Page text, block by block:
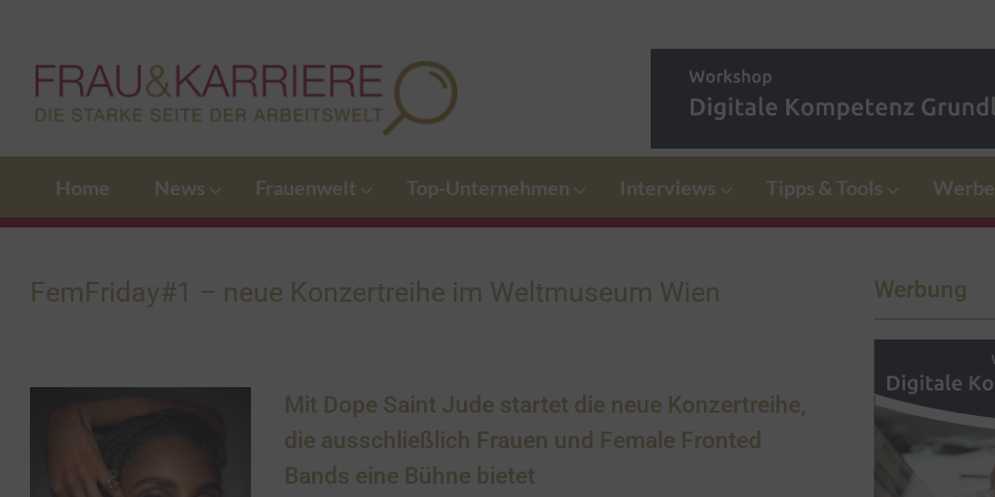
Home News Frauenwelt Top-Unternehmen Interviews Tipps & Tools
FemFriday#1 – neue Konzertreihe im Weltmuseum Wien
Mit Dope Saint Jude startet die neue Konzertreihe,
die ausschließlich Frauen und Female Fronted
Bands eine Bühne bietet
Werbung